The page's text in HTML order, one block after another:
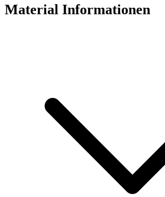
Material Informationen